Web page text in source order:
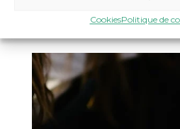
CookiesPolitique de